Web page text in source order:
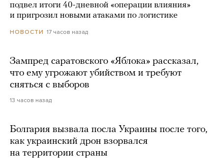
подвел итоги 40-дневной «операции влияния»
и пригрозил новыми атаками по логистике
НОВОСТИ 17 часов назад
Зампред саратовского «Яблока» рассказал,
что ему угрожают убийством и требуют
сняться с выборов
13 часов назад
Болгария вызвала посла Украины после того,
как украинский дрон взорвался
на территории страны